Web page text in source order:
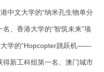
中文大学的“纳米孔生物单分
、香港大学的“智筑未来”项
大学的“Hopcopter跳跃机——
得新工科组第一名、澳门城市